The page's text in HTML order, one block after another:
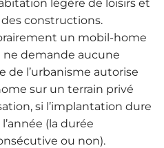
légère de loisirs et
constructions.
un mobil-home
demande aucune
de l’urbanisme autorise
sur un terrain privé
si l’implantation dure
(la durée
ou non).